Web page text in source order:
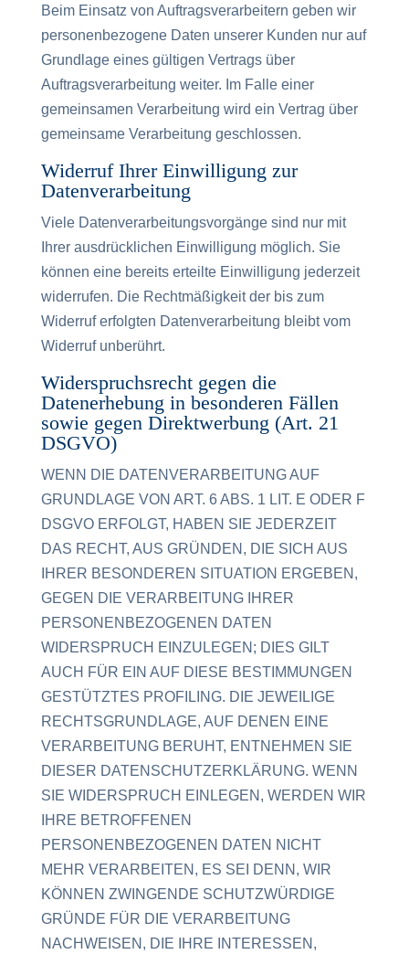
Beim Einsatz von Auftragsverarbeitern geben wir
personenbezogene Daten unserer Kunden nur auf
Grundlage eines gültigen Vertrags über
Auftragsverarbeitung weiter. Im Falle einer
gemeinsamen Verarbeitung wird ein Vertrag über
gemeinsame Verarbeitung geschlossen.
Widerruf Ihrer Einwilligung zur
Datenverarbeitung
Viele Datenverarbeitungsvorgänge sind nur mit
Ihrer ausdrücklichen Einwilligung möglich. Sie
können eine bereits erteilte Einwilligung jederzeit
widerrufen. Die Rechtmäßigkeit der bis zum
Widerruf erfolgten Datenverarbeitung bleibt vom
Widerruf unberührt.
Widerspruchsrecht gegen die
Datenerhebung in besonderen Fällen
sowie gegen Direktwerbung (Art. 21
DSGVO)
WENN DIE DATENVERARBEITUNG AUF
GRUNDLAGE VON ART. 6 ABS. 1 LIT. E ODER F
DSGVO ERFOLGT, HABEN SIE JEDERZEIT
DAS RECHT, AUS GRÜNDEN, DIE SICH AUS
IHRER BESONDEREN SITUATION ERGEBEN,
GEGEN DIE VERARBEITUNG IHRER
PERSONENBEZOGENEN DATEN
WIDERSPRUCH EINZULEGEN; DIES GILT
AUCH FÜR EIN AUF DIESE BESTIMMUNGEN
GESTÜTZTES PROFILING. DIE JEWEILIGE
RECHTSGRUNDLAGE, AUF DENEN EINE
VERARBEITUNG BERUHT, ENTNEHMEN SIE
DIESER DATENSCHUTZERKLÄRUNG. WENN
SIE WIDERSPRUCH EINLEGEN, WERDEN WIR
IHRE BETROFFENEN
PERSONENBEZOGENEN DATEN NICHT
MEHR VERARBEITEN, ES SEI DENN, WIR
KÖNNEN ZWINGENDE SCHUTZWÜRDIGE
GRÜNDE FÜR DIE VERARBEITUNG
NACHWEISEN, DIE IHRE INTERESSEN,